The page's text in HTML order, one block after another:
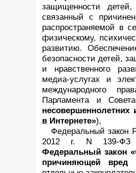
защищенности
связанный с
распространяемой в
физическому,
развитию.
безопасности детей,
и нравственного
медиа-услугах и
международного
Парламента и
несовершеннолетних
в Интернете»),
Федеральный закон
2012 г. N 139-
Федеральный закон «
причиняющей